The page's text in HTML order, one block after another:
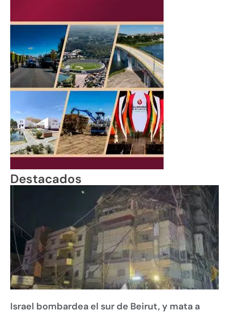
Destacados
Israel bombardea el sur de Beirut, y mata a